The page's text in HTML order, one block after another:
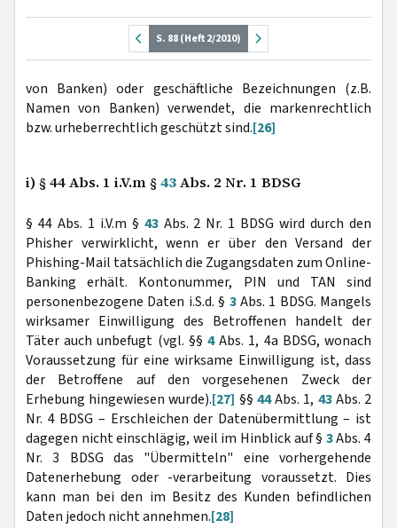
S. 88 (Heft 2/2010)
von Banken) oder geschäftliche Bezeichnungen (z.B.
Namen von Banken) verwendet, die markenrechtlich
bzw. urheberrechtlich geschützt sind.[26]
i) § 44 Abs. 1 i.V.m § 43Abs. 2 Nr. 1 BDSG
§ 44 Abs. 1 i.V.m § 43Abs. 2 Nr. 1 BDSG wird durch den
Phisher verwirklicht, wenn er über den Versand der
Phishing-Mail tatsächlich die Zugangsdaten zum Online-
Banking erhält. Kontonummer, PIN und TAN sind
personenbezogene Daten i.S.d. § 3Abs. 1 BDSG. Mangels
wirksamer Einwilligung des Betroffenen handelt der
Täter auch unbefugt (vgl. §§ 4Abs. 1, 4a BDSG, wonach
Voraussetzung für eine wirksame Einwilligung ist, dass
der Betroffene auf den vorgesehenen Zweck der
Erhebung hingewiesen wurde).[27] §§ 44Abs. 1, 43Abs. 2
Nr. 4 BDSG – Erschleichen der Datenübermittlung – ist
dagegen nicht einschlägig, weil im Hinblick auf § 3Abs. 4
Nr. 3 BDSG das "Übermitteln" eine vorhergehende
Datenerhebung oder -verarbeitung voraussetzt. Dies
kann man bei den im Besitz des Kunden befindlichen
Daten jedoch nicht annehmen.[28]